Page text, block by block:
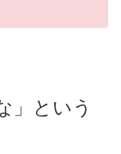
という